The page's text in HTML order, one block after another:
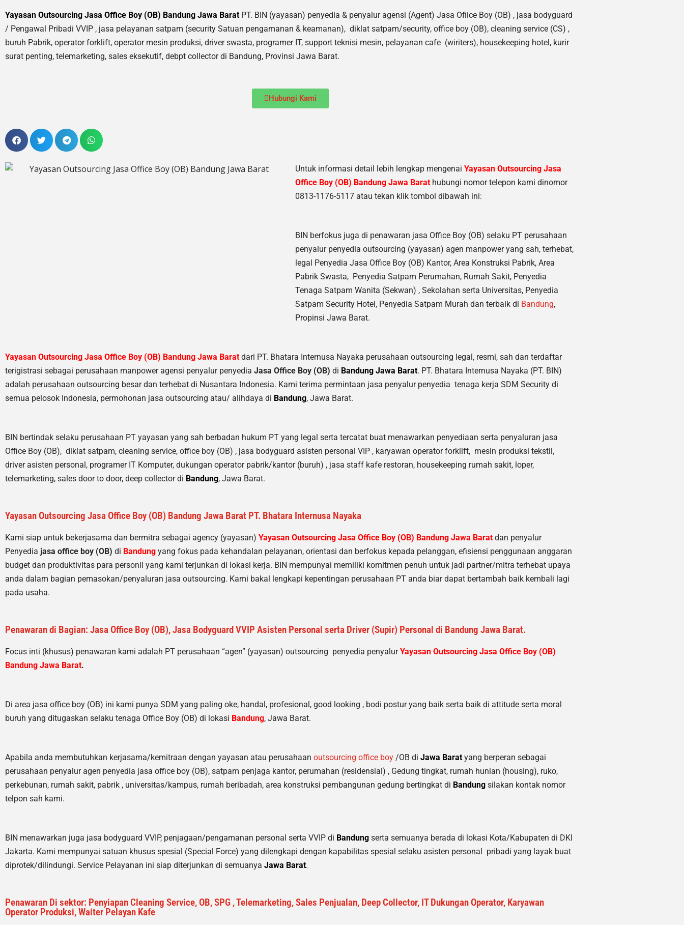
Yayasan Outsourcing Jasa Office Boy (OB) Bandung Jawa Barat PT. BIN (yayasan) penyedia & penyalur agensi (Agent) Jasa Ofiice Boy (OB) , jasa bodyguard
/ Pengawal Pribadi VVIP , jasa pelayanan satpam (security Satuan pengamanan & keamanan), diklat satpam/security, office boy (OB), cleaning service (CS) ,
buruh Pabrik, operator forklift, operator mesin produksi, driver swasta, programer IT, support teknisi mesin, pelayanan cafe (wiriters), housekeeping hotel, kurir
surat penting, telemarketing, sales eksekutif, debpt collector di Bandung, Provinsi Jawa Barat.
Hubungi Kami
Untuk informasi detail lebih lengkap mengenai Yayasan Outsourcing Jasa
Office Boy (OB) Bandung Jawa Barat hubungi nomor telepon kami dinomor
0813-1176-5117 atau tekan klik tombol dibawah ini:
BIN berfokus juga di penawaran jasa Office Boy (OB) selaku PT perusahaan
penyalur penyedia outsourcing (yayasan) agen manpower yang sah, terhebat,
legal Penyedia Jasa Office Boy (OB) Kantor, Area Konstruksi Pabrik, Area
Pabrik Swasta, Penyedia Satpam Perumahan, Rumah Sakit, Penyedia
Tenaga Satpam Wanita (Sekwan) , Sekolahan serta Universitas, Penyedia
Satpam Security Hotel, Penyedia Satpam Murah dan terbaik di Bandung,
Propinsi Jawa Barat.
Yayasan Outsourcing Jasa Office Boy (OB) Bandung Jawa Barat dari PT. Bhatara Internusa Nayaka perusahaan outsourcing legal, resmi, sah dan terdaftar
terigistrasi sebagai perusahaan manpower agensi penyalur penyedia Jasa Office Boy (OB) di Bandung Jawa Barat. PT. Bhatara Internusa Nayaka (PT. BIN)
adalah perusahaan outsourcing besar dan terhebat di Nusantara Indonesia. Kami terima permintaan jasa penyalur penyedia tenaga kerja SDM Security di
semua pelosok Indonesia, permohonan jasa outsourcing atau/ alihdaya di Bandung, Jawa Barat.
BIN bertindak selaku perusahaan PT yayasan yang sah berbadan hukum PT yang legal serta tercatat buat menawarkan penyediaan serta penyaluran jasa
Office Boy (OB), diklat satpam, cleaning service, office boy (OB) , jasa bodyguard asisten personal VIP , karyawan operator forklift, mesin produksi tekstil,
driver asisten personal, programer IT Komputer, dukungan operator pabrik/kantor (buruh) , jasa staff kafe restoran, housekeeping rumah sakit, loper,
telemarketing, sales door to door, deep collector di Bandung, Jawa Barat.
Yayasan Outsourcing Jasa Office Boy (OB) Bandung Jawa Barat PT. Bhatara Internusa Nayaka
Kami siap untuk bekerjasama dan bermitra sebagai agency (yayasan) Yayasan Outsourcing Jasa Office Boy (OB) Bandung Jawa Barat dan penyalur
Penyedia jasa office boy (OB) di Bandung yang fokus pada kehandalan pelayanan, orientasi dan berfokus kepada pelanggan, efisiensi penggunaan anggaran
budget dan produktivitas para personil yang kami terjunkan di lokasi kerja. BIN mempunyai memiliki komitmen penuh untuk jadi partner/mitra terhebat upaya
anda dalam bagian pemasokan/penyaluran jasa outsourcing. Kami bakal lengkapi kepentingan perusahaan PT anda biar dapat bertambah baik kembali lagi
pada usaha.
Penawaran di Bagian: Jasa Office Boy (OB), Jasa Bodyguard VVIP Asisten Personal serta Driver (Supir) Personal di Bandung Jawa Barat.
Focus inti (khusus) penawaran kami adalah PT perusahaan “agen” (yayasan) outsourcing penyedia penyalur Yayasan Outsourcing Jasa Office Boy (OB)
Bandung Jawa Barat.
Di area jasa office boy (OB) ini kami punya SDM yang paling oke, handal, profesional, good looking , bodi postur yang baik serta baik di attitude serta moral
buruh yang ditugaskan selaku tenaga Office Boy (OB) di lokasi Bandung, Jawa Barat.
Apabila anda membutuhkan kerjasama/kemitraan dengan yayasan atau perusahaan outsourcing office boy /OB di Jawa Barat yang berperan sebagai
perusahaan penyalur agen penyedia jasa office boy (OB), satpam penjaga kantor, perumahan (residensial) , Gedung tingkat, rumah hunian (housing), ruko,
perkebunan, rumah sakit, pabrik , universitas/kampus, rumah beribadah, area konstruksi pembangunan gedung bertingkat di Bandung silakan kontak nomor
telpon sah kami.
BIN menawarkan juga jasa bodyguard VVIP, penjagaan/pengamanan personal serta VVIP di Bandung serta semuanya berada di lokasi Kota/Kabupaten di DKI
Jakarta. Kami mempunyai satuan khusus spesial (Special Force) yang dilengkapi dengan kapabilitas spesial selaku asisten personal pribadi yang layak buat
diprotek/dilindungi. Service Pelayanan ini siap diterjunkan di semuanya Jawa Barat.
Penawaran Di sektor: Penyiapan Cleaning Service, OB, SPG , Telemarketing, Sales Penjualan, Deep Collector, IT Dukungan Operator, Karyawan
Operator Produksi, Waiter Pelayan Kafe